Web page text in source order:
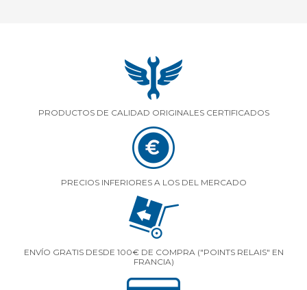
PRODUCTOS DE CALIDAD ORIGINALES CERTIFICADOS
PRECIOS INFERIORES A LOS DEL MERCADO
ENVÍO GRATIS DESDE 100€ DE COMPRA ("POINTS RELAIS" EN
FRANCIA)